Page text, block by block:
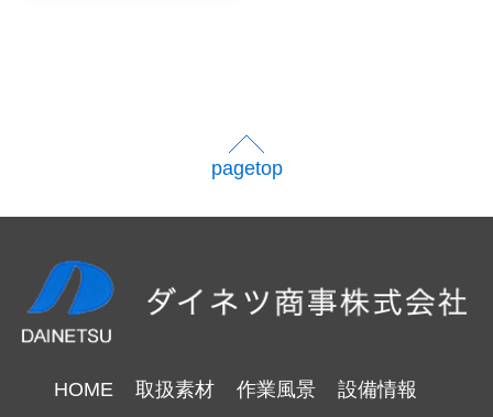
pagetop
HOME 取扱素材 作業風景
設備情報